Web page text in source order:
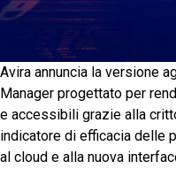
Avira annuncia la versione
Manager progettato per
e accessibili grazie alla
indicatore di efficacia delle
al cloud e alla nuova